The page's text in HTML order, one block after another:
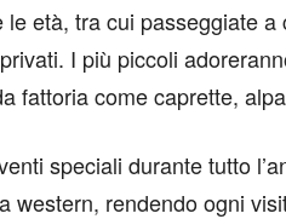
età, tra cui passeggiate
I più piccoli
fattoria come caprette,
speciali durante tutto
western, rendendo ogni